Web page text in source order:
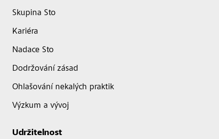
Skupina Sto
Kariéra
Nadace Sto
Dodržování zásad
Ohlašování nekalých praktik
Výzkum a vývoj
Udržitelnost